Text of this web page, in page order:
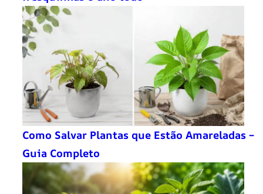
Como Salvar Plantas que Estão Amareladas –
Guia Completo